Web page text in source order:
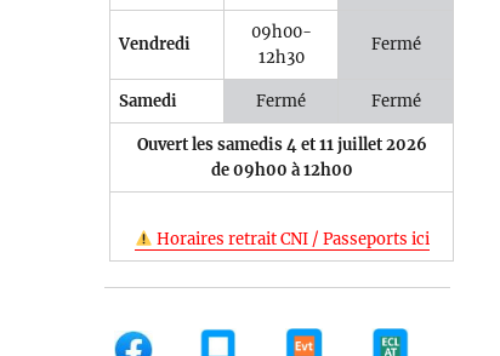
Vendredi
09h00-
12h30
Fermé
Samedi Fermé Fermé
Ouvert les samedis 4 et 11 juillet 2026
de 09h00 à 12h00
Horaires retrait CNI / Passeports ici